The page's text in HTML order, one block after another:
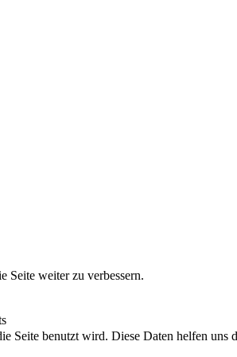
Seite weiter zu verbessern.
benutzt wird. Diese Daten helfen uns